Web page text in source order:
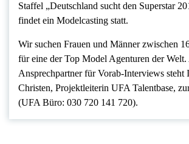
Staffel „Deutschland sucht den Superstar
findet ein Modelcasting statt.
Wir suchen Frauen und Männer zwischen
für eine der Top Model Agenturen der Welt.
Ansprechpartner für Vorab-Interviews steht
Christen, Projektleiterin UFA Talentbase,
(UFA Büro: 030 720 141 720).